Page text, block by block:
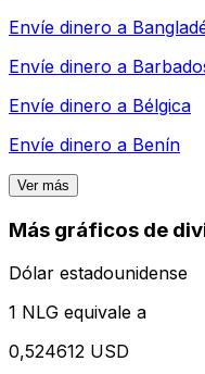
Envíe dinero a
Envíe dinero a
Envíe dinero a Bélgica
Envíe dinero a Benín
Ver más
Más gráficos de
Dólar estadounidense
1 NLG equivale a
0,524612 USD